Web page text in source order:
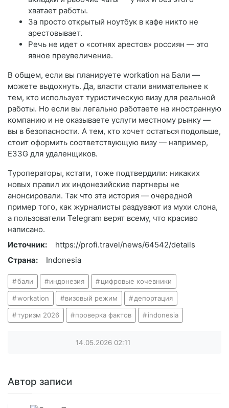
хватает работы.
За просто открытый ноутбук в кафе никто не
арестовывает.
Речь не идет о «сотнях арестов» россиян — это
явное преувеличение.
В общем, если вы планируете workation на Бали —
можете выдохнуть. Да, власти стали внимательнее к
тем, кто использует туристическую визу для реальной
работы. Но если вы легально работаете на иностранную
компанию и не оказываете услуги местному рынку —
вы в безопасности. А тем, кто хочет остаться подольше,
стоит оформить соответствующую визу — например,
E33G для удаленщиков.
Туроператоры, кстати, тоже подтвердили: никаких
новых правил их индонезийские партнеры не
анонсировали. Так что эта история — очередной
пример того, как журналисты раздувают из мухи слона,
а пользователи Telegram верят всему, что красиво
написано.
Источник:
https://profi.travel/news/64542/details
Страна:
Indonesia
бали индонезия цифровые кочевники
workation визовый режим депортация
туризм 2026 проверка фактов indonesia
14.05.2026 02:11
Автор записи